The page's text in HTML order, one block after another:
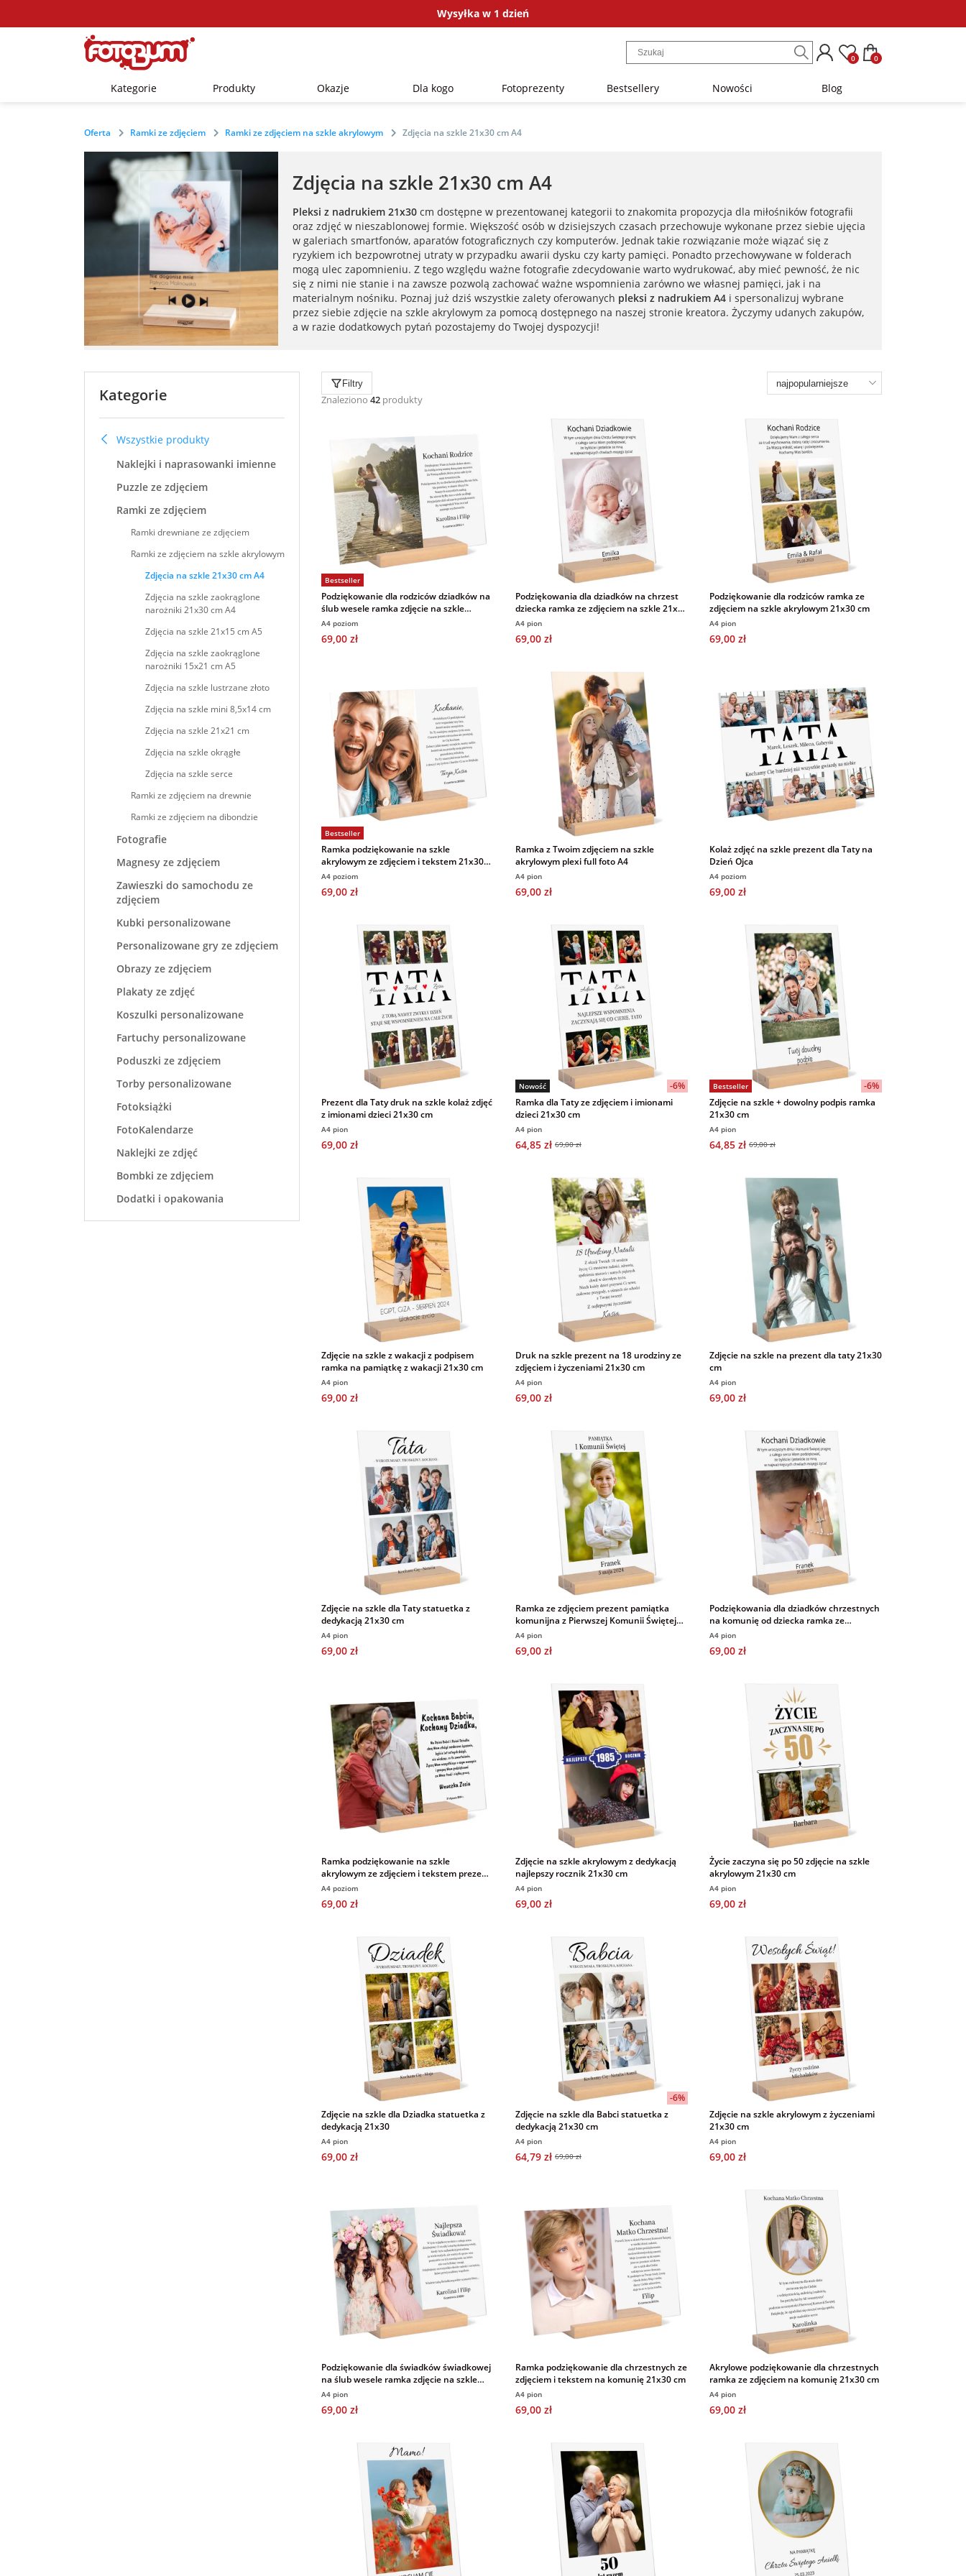
Wysyłka w 1 dzień
0 0
Kategorie Produkty Okazje Dla kogo Fotoprezenty Bestsellery Nowości Blog
Oferta Ramki ze zdjęciem Ramki ze zdjęciem na szkle akrylowym Zdjęcia na szkle 21x30 cm A4
Zdjęcia na szkle 21x30 cm A4
Pleksi z nadrukiem 21x30 cm dostępne w prezentowanej kategorii to znakomita propozycja dla miłośników fotografii
oraz zdjęć w nieszablonowej formie. Większość osób w dzisiejszych czasach przechowuje wykonane przez siebie ujęcia
w galeriach smartfonów, aparatów fotograficznych czy komputerów. Jednak takie rozwiązanie może wiązać się z
ryzykiem ich bezpowrotnej utraty w przypadku awarii dysku czy karty pamięci. Ponadto przechowywane w folderach
mogą ulec zapomnieniu. Z tego względu ważne fotografie zdecydowanie warto wydrukować, aby mieć pewność, że nic
się z nimi nie stanie i na zawsze pozwolą zachować ważne wspomnienia zarówno we własnej pamięci, jak i na
materialnym nośniku. Poznaj już dziś wszystkie zalety oferowanych pleksi z nadrukiem A4 i spersonalizuj wybrane
przez siebie zdjęcie na szkle akrylowym za pomocą dostępnego na naszej stronie kreatora. Życzymy udanych zakupów,
a w razie dodatkowych pytań pozostajemy do Twojej dyspozycji!
Kategorie
Wszystkie produkty
Naklejki i naprasowanki imienne
Puzzle ze zdjęciem
Ramki ze zdjęciem
Ramki drewniane ze zdjęciem
Ramki ze zdjęciem na szkle akrylowym
Zdjęcia na szkle 21x30 cm A4
Zdjęcia na szkle zaokrąglone
narożniki 21x30 cm A4
Zdjęcia na szkle 21x15 cm A5
Zdjęcia na szkle zaokrąglone
narożniki 15x21 cm A5
Zdjęcia na szkle lustrzane złoto
Zdjęcia na szkle mini 8,5x14 cm
Zdjęcia na szkle 21x21 cm
Zdjęcia na szkle okrągłe
Zdjęcia na szkle serce
Ramki ze zdjęciem na drewnie
Ramki ze zdjęciem na dibondzie
Fotografie
Magnesy ze zdjęciem
Zawieszki do samochodu ze
zdjęciem
Kubki personalizowane
Personalizowane gry ze zdjęciem
Obrazy ze zdjęciem
Plakaty ze zdjęć
Koszulki personalizowane
Fartuchy personalizowane
Poduszki ze zdjęciem
Torby personalizowane
Fotoksiążki
FotoKalendarze
Naklejki ze zdjęć
Bombki ze zdjęciem
Dodatki i opakowania
Filtry
Znaleziono 42 produkty
Bestseller
Podziękowanie dla rodziców dziadków na
ślub wesele ramka zdjęcie na szkle
akrylowym 21x30 cm
A4 poziom
69,00 zł
Podziękowania dla dziadków na chrzest
dziecka ramka ze zdjęciem na szkle 21x30
cm
A4 pion
69,00 zł
Podziękowanie dla rodziców ramka ze
zdjęciem na szkle akrylowym 21x30 cm
A4 pion
69,00 zł
Bestseller
Ramka podziękowanie na szkle
akrylowym ze zdjęciem i tekstem 21x30
cm
A4 poziom
69,00 zł
Ramka z Twoim zdjęciem na szkle
akrylowym plexi full foto A4
A4 pion
69,00 zł
Kolaż zdjęć na szkle prezent dla Taty na
Dzień Ojca
A4 poziom
69,00 zł
Prezent dla Taty druk na szkle kolaż zdjęć
z imionami dzieci 21x30 cm
A4 pion
69,00 zł
Nowość
-6%
Ramka dla Taty ze zdjęciem i imionami
dzieci 21x30 cm
A4 pion
64,85 zł 69,00 zł
Bestseller
-6%
Zdjęcie na szkle + dowolny podpis ramka
21x30 cm
A4 pion
64,85 zł 69,00 zł
Zdjęcie na szkle z wakacji z podpisem
ramka na pamiątkę z wakacji 21x30 cm
A4 pion
69,00 zł
Druk na szkle prezent na 18 urodziny ze
zdjęciem i życzeniami 21x30 cm
A4 pion
69,00 zł
Zdjęcie na szkle na prezent dla taty 21x30
cm
A4 pion
69,00 zł
Zdjęcie na szkle dla Taty statuetka z
dedykacją 21x30 cm
A4 pion
69,00 zł
Ramka ze zdjęciem prezent pamiątka
komunijna z Pierwszej Komunii Świętej
A4
A4 pion
69,00 zł
Podziękowania dla dziadków chrzestnych
na komunię od dziecka ramka ze
zdjęciem na szkle akrylowym 21x30 cm
A4 pion
69,00 zł
Ramka podziękowanie na szkle
akrylowym ze zdjęciem i tekstem prezent
dla Babci i Dziadka 21x30cm
A4 poziom
69,00 zł
Zdjęcie na szkle akrylowym z dedykacją
najlepszy rocznik 21x30 cm
A4 pion
69,00 zł
Życie zaczyna się po 50 zdjęcie na szkle
akrylowym 21x30 cm
A4 pion
69,00 zł
Zdjęcie na szkle dla Dziadka statuetka z
dedykacją 21x30
A4 pion
69,00 zł
-6%
Zdjęcie na szkle dla Babci statuetka z
dedykacją 21x30 cm
A4 pion
64,79 zł 69,00 zł
Zdjęcie na szkle akrylowym z życzeniami
21x30 cm
A4 pion
69,00 zł
Podziękowanie dla świadków świadkowej
na ślub wesele ramka zdjęcie na szkle
akrylowym 21x30 cm
A4 pion
69,00 zł
Ramka podziękowanie dla chrzestnych ze
zdjęciem i tekstem na komunię 21x30 cm
A4 pion
69,00 zł
Akrylowe podziękowanie dla chrzestnych
ramka ze zdjęciem na komunię 21x30 cm
A4 pion
69,00 zł